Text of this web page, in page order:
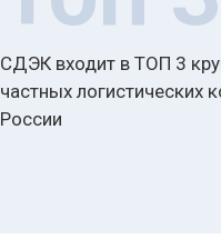
СДЭК входит в ТОП 3
частных логистических
России